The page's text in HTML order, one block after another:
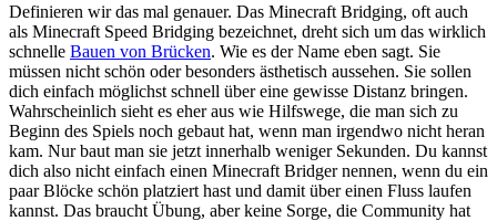
Definieren wir das mal genauer. Das Minecraft Bridging, oft auch
als Minecraft Speed Bridging bezeichnet, dreht sich um das wirklich
schnelle Bauen von Brücken. Wie es der Name eben sagt. Sie
müssen nicht schön oder besonders ästhetisch aussehen. Sie sollen
dich einfach möglichst schnell über eine gewisse Distanz bringen.
Wahrscheinlich sieht es eher aus wie Hilfswege, die man sich zu
Beginn des Spiels noch gebaut hat, wenn man irgendwo nicht heran
kam. Nur baut man sie jetzt innerhalb weniger Sekunden. Du kannst
dich also nicht einfach einen Minecraft Bridger nennen, wenn du ein
paar Blöcke schön platziert hast und damit über einen Fluss laufen
kannst. Das braucht Übung, aber keine Sorge, die Community hat